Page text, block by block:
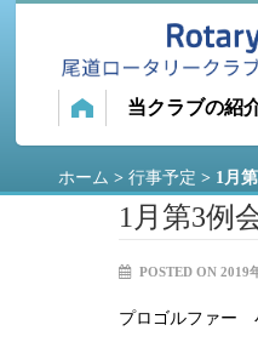
当クラブの紹
ホーム > 行事予定 > 1月
1月第3例
POSTED ON 2019
プロゴルファー